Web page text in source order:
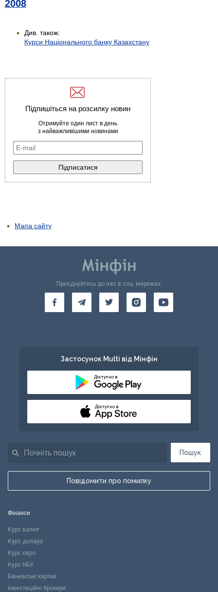
2008
Див. також:
Курси Національного банку Казахстану
Підпишіться на розсилку новин
Отримуйте один лист в день
з найважливішими новинами
Мапа сайту
Пошук
Повідомити про помилку
Приєднуйтесь до нас в соц. мережах:
Застосунок Multi від Мінфін
Доступно в
Доступно в
Фінанси
Курс валют
Курс долара
Курс євро
Курс НБУ
Банківські картки
Інвестиційні брокери